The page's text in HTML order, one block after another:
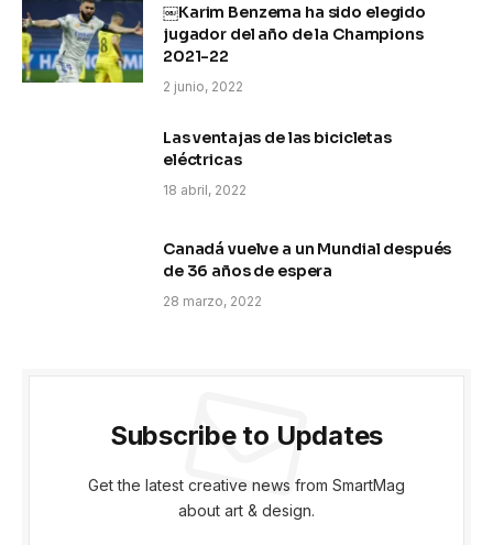
￼Karim Benzema ha sido elegido
jugador del año de la Champions
2021-22
2 junio, 2022
Las ventajas de las bicicletas
eléctricas
18 abril, 2022
Canadá vuelve a un Mundial después
de 36 años de espera
28 marzo, 2022
Subscribe to Updates
Get the latest creative news from SmartMag
about art & design.